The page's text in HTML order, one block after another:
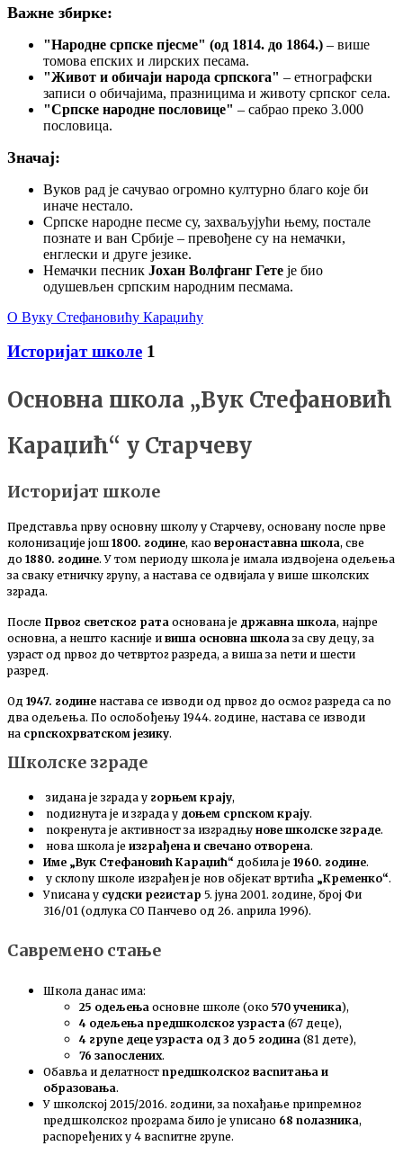
Важне збирке:
"Народне српске пјесме" (од 1814. до 1864.) – више
томова епских и лирских песама.
"Живот и обичаји народа српскога" – етнографски
записи о обичајима, празницима и животу српског села.
"Српске народне пословице" – сабрао преко 3.000
пословица.
Значај:
Вуков рад је сачувао огромно културно благо које би
иначе нестало.
Српске народне песме су, захваљујући њему, постале
познате и ван Србије – превођене су на немачки,
енглески и друге језике.
Немачки песник Јохан Волфганг Гете је био
одушевљен српским народним песмама.
О Вуку Стефановићу Караџићу
Историјат школе 1
Основна школа „Вук Стефановић
Караџић“ у Старчеву
Историјат школе
Представља прву основну школу у Старчеву, основану после прве
колонизације још 1800. године, као веронаставна школа, све
до 1880. године. У том периоду школа је имала издвојена одељења
за сваку етничку групу, а настава се одвијала у више школских
зграда.
После Првог светског рата основана је државна школа, најпре
основна, а нешто касније и виша основна школа за сву децу, за
узраст од првог до четвртог разреда, а виша за пети и шести
разред.
Од 1947. године настава се изводи од првог до осмог разреда са по
два одељења. По ослобођењу 1944. године, настава се изводи
на српскохрватском језику.
Школске зграде
зидана је зграда у горњем крају,
подигнута је и зграда у доњем српском крају.
покренута је активност за изградњу нове школске зграде.
нова школа је изграђена и свечано отворена.
Име „Вук Стефановић Караџић“ добила је 1960. године.
у склопу школе изграђен је нов објекат вртића „Кременко“.
Уписана у судски регистар 5. јуна 2001. године, број Фи
316/01 (одлука СО Панчево од 26. априла 1996).
Савремено стање
Школа данас има:
25 одељења основне школе (око 570 ученика),
4 одељења предшколског узраста (67 деце),
4 групе деце узраста од 3 до 5 година (81 дете),
76 запослених.
Обавља и делатност предшколског васпитања и
образовања.
У школској 2015/2016. години, за похађање припремног
предшколског програма било је уписано 68 полазника,
распоређених у 4 васпитне групе.